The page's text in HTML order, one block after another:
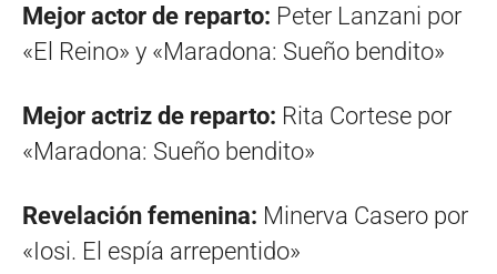
Mejor actor de reparto: Peter Lanzani por
«El Reino» y «Maradona: Sueño bendito»
Mejor actriz de reparto: Rita Cortese por
«Maradona: Sueño bendito»
Revelación femenina: Minerva Casero por
«Iosi. El espía arrepentido»